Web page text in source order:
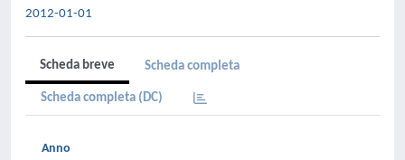
2012-01-01
Scheda breve Scheda completa
Scheda completa (DC)
Anno